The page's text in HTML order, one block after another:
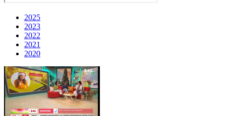
2025
2023
2022
2021
2020